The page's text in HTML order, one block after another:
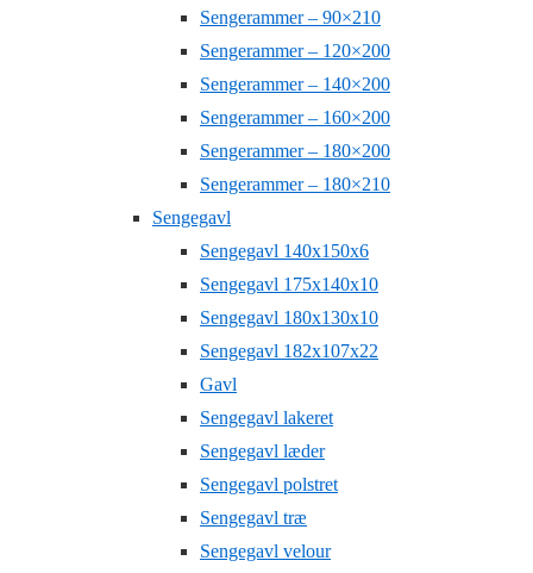
Sengerammer – 90×210
Sengerammer – 120×200
Sengerammer – 140×200
Sengerammer – 160×200
Sengerammer – 180×200
Sengerammer – 180×210
Sengegavl
Sengegavl 140x150x6
Sengegavl 175x140x10
Sengegavl 180x130x10
Sengegavl 182x107x22
Gavl
Sengegavl lakeret
Sengegavl læder
Sengegavl polstret
Sengegavl træ
Sengegavl velour